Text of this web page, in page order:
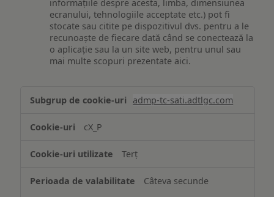
informațiile despre acesta, limba, dimensiunea
ecranului, tehnologiile acceptate etc.) pot fi
stocate sau citite pe dispozitivul dvs. pentru a le
recunoaște de fiecare dată când se conectează la
o aplicație sau la un site web, pentru unul sau
mai multe scopuri prezentate aici.
și/sau
informațiilor
pe
dispozitiv
admp-tc-sati.adtlgc.com
cX_P
Terț
Câteva secunde